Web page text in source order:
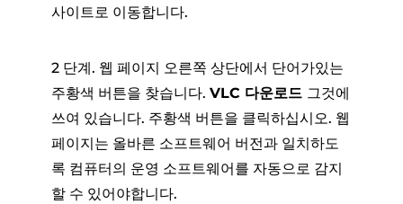
사이트로 이동합니다.
2 단계. 웹 페이지 오른쪽 상단에서 단어가있는
주황색 버튼을 찾습니다. VLC 다운로드 그것에
쓰여 있습니다. 주황색 버튼을 클릭하십시오. 웹
페이지는 올바른 소프트웨어 버전과 일치하도
록 컴퓨터의 운영 소프트웨어를 자동으로 감지
할 수 있어야합니다.